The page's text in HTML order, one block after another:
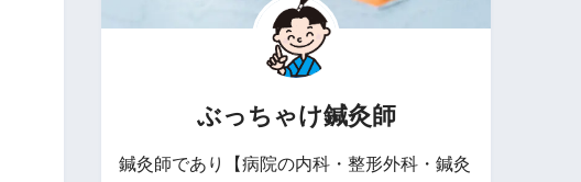
ぶっちゃけ鍼灸師
鍼灸師であり【病院の内科・整形外科・鍼灸